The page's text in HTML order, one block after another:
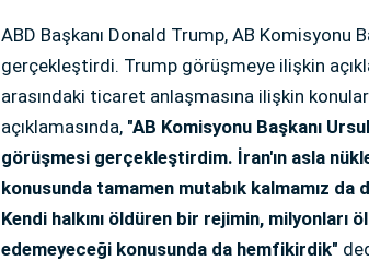
ABD Başkanı Donald Trump, AB Komisyonu
gerçekleştirdi. Trump görüşmeye ilişkin
arasındaki ticaret anlaşmasına ilişkin
açıklamasında, "AB Komisyonu Başkanı
görüşmesi gerçekleştirdim. İran'ın asla
konusunda tamamen mutabık kalmamız
Kendi halkını öldüren bir rejimin,
edemeyeceği konusunda da hemfikirdik"